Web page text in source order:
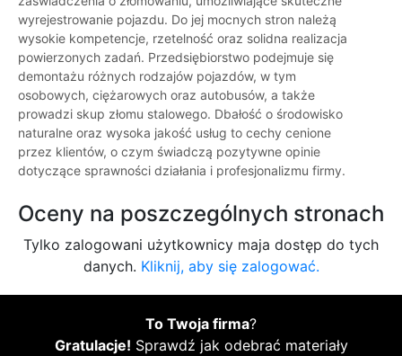
wyrejestrowanie pojazdu. Do jej mocnych stron należą
wysokie kompetencje, rzetelność oraz solidna realizacja
powierzonych zadań. Przedsiębiorstwo podejmuje się
demontażu różnych rodzajów pojazdów, w tym
osobowych, ciężarowych oraz autobusów, a także
prowadzi skup złomu stalowego. Dbałość o środowisko
naturalne oraz wysoka jakość usług to cechy cenione
przez klientów, o czym świadczą pozytywne opinie
dotyczące sprawności działania i profesjonalizmu firmy.
Oceny na poszczególnych stronach
Tylko zalogowani użytkownicy maja dostęp do tych
danych. Kliknij, aby się zalogować.
To Twoja firma?
Gratulacje! Sprawdź jak odebrać materiały